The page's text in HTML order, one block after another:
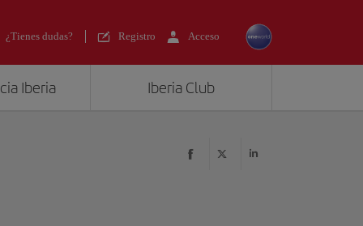
¿Tienes dudas? Registro Acceso
Iberia Iberia Club